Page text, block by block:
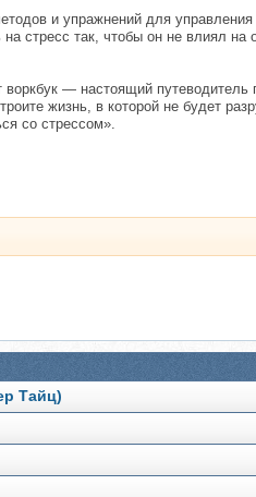
и упражнений для
стресс так, чтобы он не влиял
— настоящий путеводитель
жизнь, в которой не будет
со стрессом».
Тайц)